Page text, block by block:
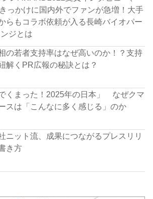
っかけに国内外でファンが急増！大手
らもコラボ依頼が入る長崎バイオパー
ジとは
の若者支持率はなぜ高いのか！？支持
解くPR広報の秘訣とは？
でくまった！2025年の日本」 なぜクマ
スは「こんなに多く感じる」のか
ニット流、成果につながるプレスリリ
き方